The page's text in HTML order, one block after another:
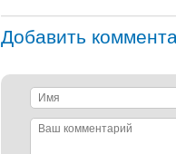
Добавить
Имя
Ваш